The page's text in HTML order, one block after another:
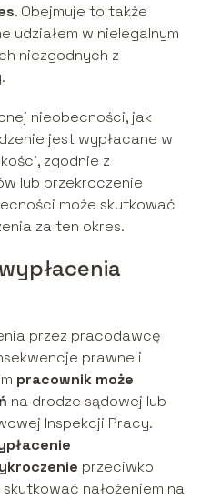
. Obejmuje to także
udziałem w nielegalnym
niezgodnych z
nieobecności, jak
jest wypłacane w
zgodnie z
lub przekroczenie
może skutkować
za ten okres.
przez pracodawcę
prawne i
pracownik może
na drodze sądowej lub
Inspekcji Pracy.
przeciwko
nałożeniem na